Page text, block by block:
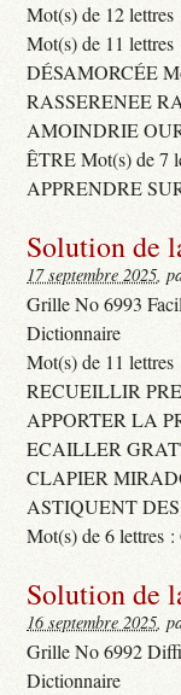
Mot(s) de 12
Mot(s) de 11
DÉSAMORCÉE
RASSERENEE
AMOINDRIE
ÊTRE Mot(s) de 7
APPRENDRE
Solution de
17 septembre 2025,
Grille No 6993
Dictionnaire
Mot(s) de 11
RECUEILLIR
APPORTER LA
ECAILLER
CLAPIER
ASTIQUENT
Mot(s) de 6
Solution de
16 septembre 2025,
Grille No 6992
Dictionnaire